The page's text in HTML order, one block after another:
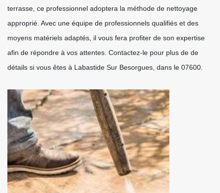
terrasse, ce professionnel adoptera la méthode de nettoyage
approprié. Avec une équipe de professionnels qualifiés et des
moyens matériels adaptés, il vous fera profiter de son expertise
afin de répondre à vos attentes. Contactez-le pour plus de de
détails si vous êtes à Labastide Sur Besorgues, dans le 07600.